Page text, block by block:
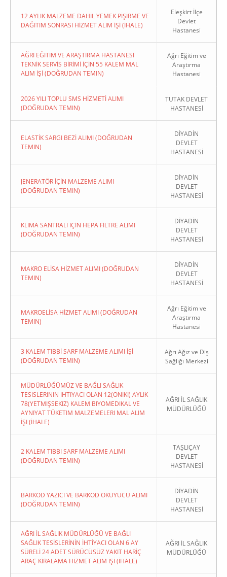
12 AYLIK MALZEME DAHİL YEMEK PİŞİRME VE
DAĞITIM SONRASI HİZMET ALIM İŞİ (İHALE)
Eleşkirt İlçe
Devlet
Hastanesi
AĞRI EĞİTİM VE ARAŞTIRMA HASTANESİ
TEKNİK SERVİS BİRİMİ İÇİN 55 KALEM MAL
ALIM İŞİ (DOĞRUDAN TEMIN)
Ağrı Eğitim ve
Araştırma
Hastanesi
2026 YILI TOPLU SMS HİZMETİ ALIMI
(DOĞRUDAN TEMIN)
TUTAK DEVLET
HASTANESİ
ELASTİK SARGI BEZİ ALIMI (DOĞRUDAN
TEMIN)
DİYADİN
DEVLET
HASTANESİ
JENERATÖR İÇİN MALZEME ALIMI
(DOĞRUDAN TEMIN)
DİYADİN
DEVLET
HASTANESİ
KLİMA SANTRALİ İÇİN HEPA FİLTRE ALIMI
(DOĞRUDAN TEMIN)
DİYADİN
DEVLET
HASTANESİ
MAKRO ELİSA HİZMET ALIMI (DOĞRUDAN
TEMIN)
DİYADİN
DEVLET
HASTANESİ
MAKROELİSA HİZMET ALIMI (DOĞRUDAN
TEMIN)
Ağrı Eğitim ve
Araştırma
Hastanesi
3 KALEM TIBBİ SARF MALZEME ALIMI İŞİ
(DOĞRUDAN TEMIN)
Ağrı Ağız ve Diş
Sağlığı Merkezi
MÜDÜRLÜĞÜMÜZ VE BAĞLI SAĞLIK
TESISLERININ IHTIYACI OLAN 12(ONIKI) AYLIK
78(YETMIŞSEKIZ) KALEM BIYOMEDIKAL VE
AYNIYAT TÜKETIM MALZEMELERI MAL ALIM
İŞI (İHALE)
AĞRI İL SAĞLIK
MÜDÜRLÜĞÜ
2 KALEM TIBBI SARF MALZEME ALIMI
(DOĞRUDAN TEMIN)
TAŞLIÇAY
DEVLET
HASTANESİ
BARKOD YAZICI VE BARKOD OKUYUCU ALIMI
(DOĞRUDAN TEMIN)
DİYADİN
DEVLET
HASTANESİ
AĞRI İL SAĞLIK MÜDÜRLÜĞÜ VE BAĞLI
SAĞLIK TESİSLERİNİN İHTİYACI OLAN 6 AY
SÜRELİ 24 ADET SÜRÜCÜSÜZ YAKIT HARİÇ
ARAÇ KİRALAMA HİZMET ALIM İŞİ (İHALE)
AĞRI İL SAĞLIK
MÜDÜRLÜĞÜ